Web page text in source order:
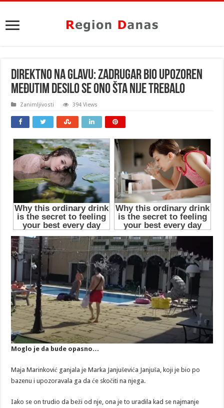
DIREKTNO NA GLAVU: Zadrugar bio upozoren
međutim desilo se ono šta nije trebalo
Zanimljivosti 394 Views
Moglo je da bude opasno…
Maja Marinković ganjala je Marka Janjuševića Janjuša, koji je bio po
bazenu i upozoravala ga da će skočiti na njega.
Iako se on trudio da beži od nje, ona je to uradila kad se najmanje